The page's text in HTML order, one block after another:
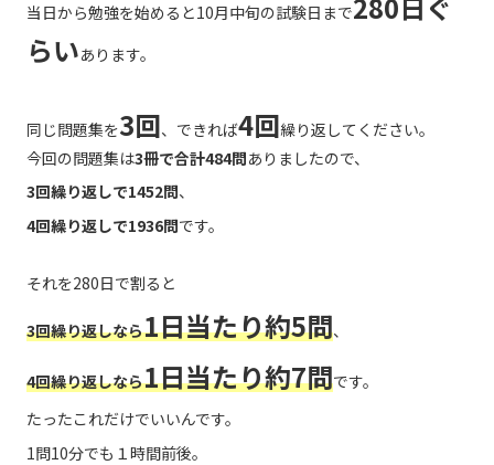
当日から勉強を始めると10月中旬の試験日まで
らいあります。
同じ問題集を3回、できれば4回繰り返してください。
今回の問題集は3冊で合計484問ありましたので、
3回繰り返しで1452問、
4回繰り返しで1936問です。
それを280日で割ると
3回繰り返しなら1日当たり約5問、
4回繰り返しなら1日当たり約7問です。
たったこれだけでいいんです。
1問10分でも１時間前後。